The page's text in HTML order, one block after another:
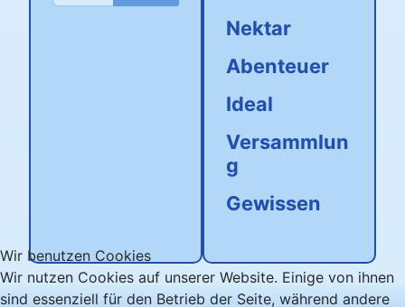
Nektar
Abenteuer
Ideal
Versammlun
g
Gewissen
Wir benutzen Cookies
Wir nutzen Cookies auf unserer Website. Einige von ihnen
sind essenziell für den Betrieb der Seite, während andere